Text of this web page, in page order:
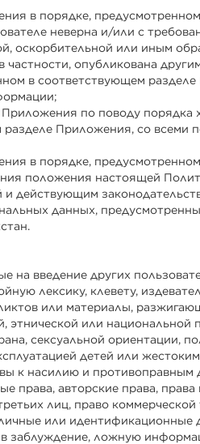
в порядке,
неверна и/или с
оскорбительной или иным
опубликована
в соответствующем
по поводу порядка
разделе Приложения, со
в порядке,
положения настоящей
действующим
данных,
на введение других
лексику, клевету,
или материалы,
этнической или национальной
сексуальной ориентации,
детей или
к насилию и противоправным
права, авторские права,
лиц, право
или идентификационные
в заблуждение, ложную